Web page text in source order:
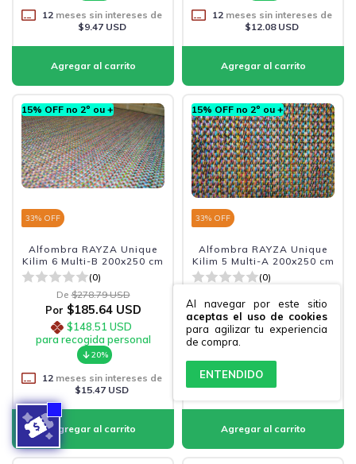
Al navegar por este sitio
aceptas el uso de cookies
para agilizar tu experiencia
de compra.
ENTENDIDO
12meses sin intereses de
$9.47 USD
12meses sin intereses de
$12.08 USD
15% OFF no 2º ou +
33% OFF
Alfombra RAYZA Unique
Kilim 6 Multi-B 200x250 cm
(0)
De $278.79 USD
Por $185.64 USD
$148.51 USD
para recogida personal
20%
12meses sin intereses de
$15.47 USD
15% OFF no 2º ou +
33% OFF
Alfombra RAYZA Unique
Kilim 5 Multi-A 200x250 cm
(0)
Por$185.64 USD
$148.51 USD
para recogida personal
12meses sin intereses de
$15.47 USD